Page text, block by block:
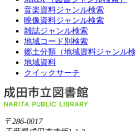
音楽資料ジャンル検索
映像資料ジャンル検索
雑誌ジャンル検索
地域コード別検索
郷土分類（地域資料ジャンル検
地域資料
クイックサーチ
〒286-0017